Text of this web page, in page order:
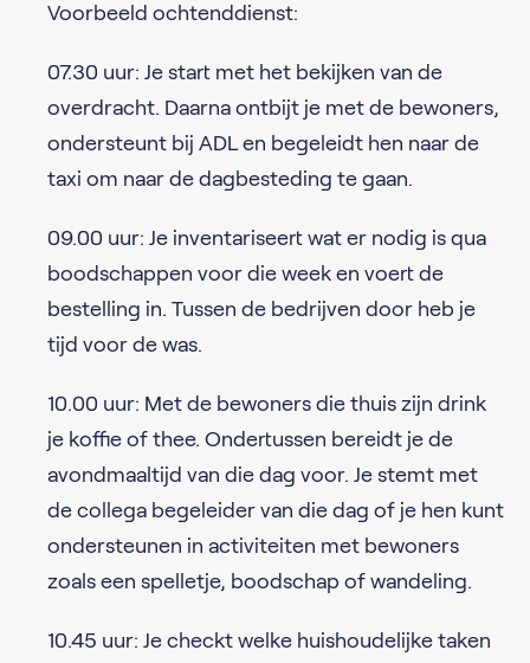
Voorbeeld ochtenddienst:
07.30 uur: Je start met het bekijken van de
overdracht. Daarna ontbijt je met de bewoners,
ondersteunt bij ADL en begeleidt hen naar de
taxi om naar de dagbesteding te gaan.
09.00 uur: Je inventariseert wat er nodig is qua
boodschappen voor die week en voert de
bestelling in. Tussen de bedrijven door heb je
tijd voor de was.
10.00 uur: Met de bewoners die thuis zijn drink
je koffie of thee. Ondertussen bereidt je de
avondmaaltijd van die dag voor. Je stemt met
de collega begeleider van die dag of je hen kunt
ondersteunen in activiteiten met bewoners
zoals een spelletje, boodschap of wandeling.
10.45 uur: Je checkt welke huishoudelijke taken